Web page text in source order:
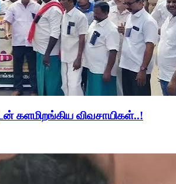
களமிறங்கிய விவசாயிகள்..!